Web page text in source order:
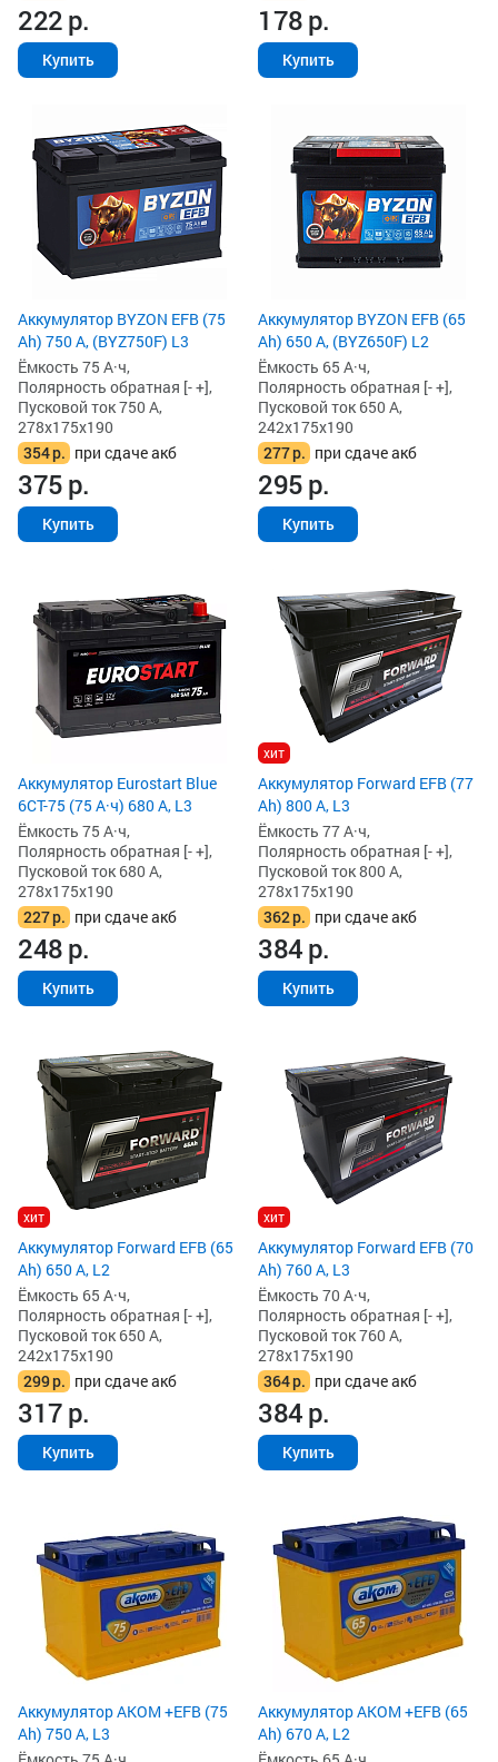
222р.
Купить
178р.
Купить
Аккумулятор BYZON EFB (75
Ah) 750 А, (BYZ750F) L3
Ёмкость 75 А·ч,
Полярность обратная [- +],
Пусковой ток 750 А,
278x175x190
354р. при сдаче акб
375р.
Купить
Аккумулятор BYZON EFB (65
Ah) 650 А, (BYZ650F) L2
Ёмкость 65 А·ч,
Полярность обратная [- +],
Пусковой ток 650 А,
242x175x190
277р. при сдаче акб
295р.
Купить
Аккумулятор Eurostart Blue
6CT-75 (75 А·ч) 680 А, L3
Ёмкость 75 А·ч,
Полярность обратная [- +],
Пусковой ток 680 А,
278x175x190
227р. при сдаче акб
248р.
Купить
хит
Аккумулятор Forward EFB (77
Ah) 800 А, L3
Ёмкость 77 А·ч,
Полярность обратная [- +],
Пусковой ток 800 А,
278x175x190
362р. при сдаче акб
384р.
Купить
хит
Аккумулятор Forward EFB (65
Ah) 650 А, L2
Ёмкость 65 А·ч,
Полярность обратная [- +],
Пусковой ток 650 А,
242x175x190
299р. при сдаче акб
317р.
Купить
хит
Аккумулятор Forward EFB (70
Ah) 760 А, L3
Ёмкость 70 А·ч,
Полярность обратная [- +],
Пусковой ток 760 А,
278x175x190
364р. при сдаче акб
384р.
Купить
Аккумулятор AKOM +EFB (75
Ah) 750 А, L3
Аккумулятор AKOM +EFB (65
Ah) 670 А, L2